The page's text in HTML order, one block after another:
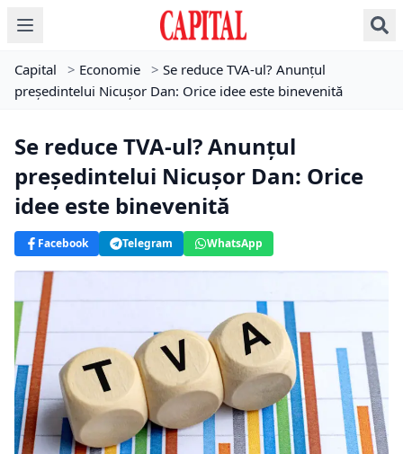
Capital > Economie > Se reduce TVA-ul? Anunțul
președintelui Nicușor Dan: Orice idee este binevenită
Se reduce TVA-ul? Anunțul
președintelui Nicușor Dan: Orice
idee este binevenită
Facebook Telegram WhatsApp